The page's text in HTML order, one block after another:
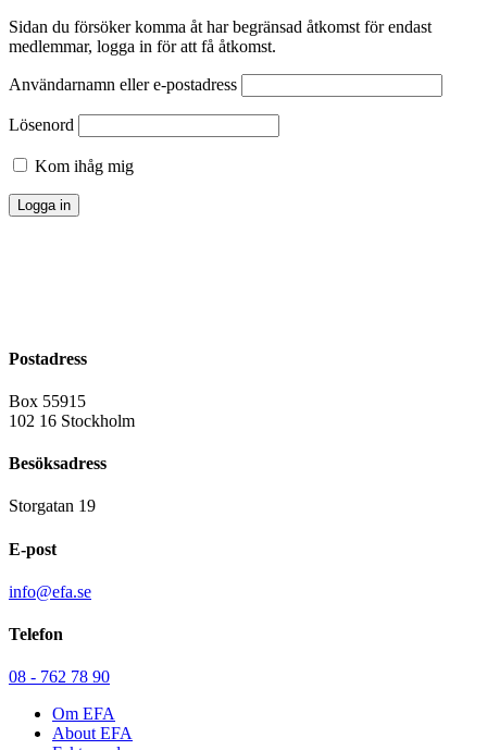
Sidan du försöker komma åt har begränsad åtkomst för endast
medlemmar, logga in för att få åtkomst.
Användarnamn eller e-postadress
Lösenord
Kom ihåg mig
Postadress
Box 55915
102 16 Stockholm
Besöksadress
Storgatan 19
E-post
info@efa.se
Telefon
08 - 762 78 90
Om EFA
About EFA